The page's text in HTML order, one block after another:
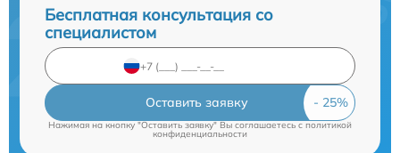
Бесплатная консультация со
специалистом
Оставить заявку
Нажимая на кнопку "Оставить заявку" Вы соглашаетесь cполитикой
конфиденциальности